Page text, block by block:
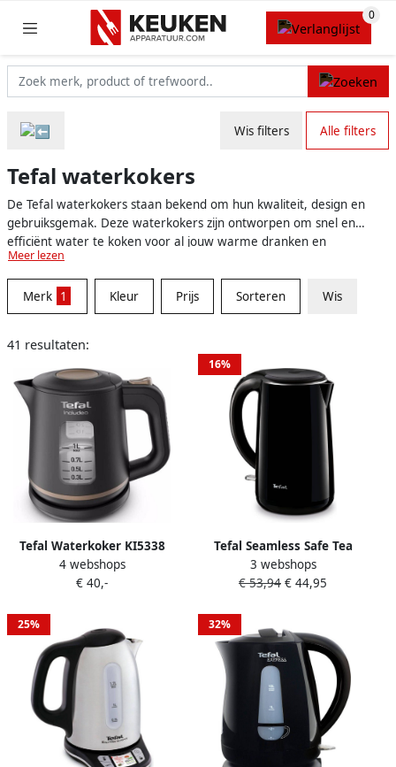
Wis filters Alle filters
Tefal waterkokers
De Tefal waterkokers staan bekend om hun kwaliteit, design en
gebruiksgemak. Deze waterkokers zijn ontworpen om snel en
efficiënt water te koken voor al jouw warme dranken en
maaltijden. Dankzij hun geavanceerde technologieën en
veiligheidsvoorzieningen wordt het waterkoken een fluitje van een
cent. Tefal is een betrouwbaar merk dat al jarenlang
keukenapparatuur van topkwaliteit produceert, waardoor je zeker
Meer lezen
Merk 1 Kleur Prijs Sorteren Wis
41 resultaten:
Tefal Waterkoker KI5338
Includeo 1 l
4 webshops
€ 40,-
16%
Tefal Seamless Safe Tea
KO2618 Waterkoker 1 Liter
3 webshops
€ 53,94 € 44,95
25% 32%